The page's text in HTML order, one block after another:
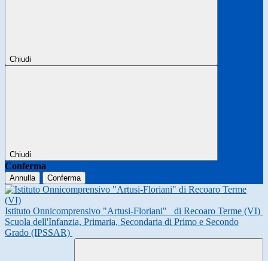
Chiudi
Chiudi
Conferma
Annulla Conferma
Istituto Onnicomprensivo "Artusi-Floriani"
di Recoaro Terme (VI)
Scuola dell'Infanzia, Primaria, Secondaria di Primo e Secondo
Grado (IPSSAR)